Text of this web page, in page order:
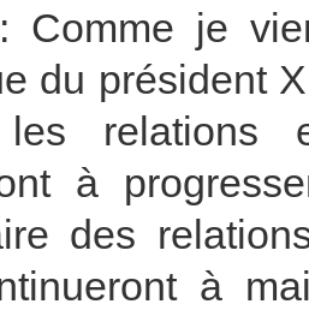
Comme je
du président
les
à
des
à